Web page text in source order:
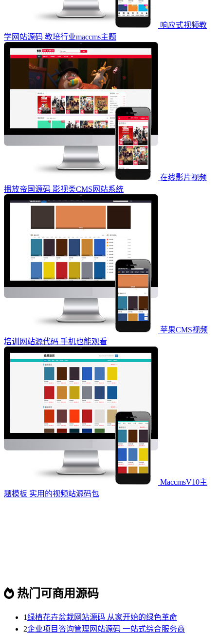
响应式视频教
学网站源码 教培行业maccms主题
在线影片视频
播放帝国源码 影视类CMS网站系统
苹果CMS视频
培训网站源代码 手机也能观看
MaccmsV10主
题模板 实用的视频站源码包
热门可商用源码
1绿植花卉盆栽网站源码 从家开始的绿色革命
2企业项目咨询管理网站源码 一站式综合服务商